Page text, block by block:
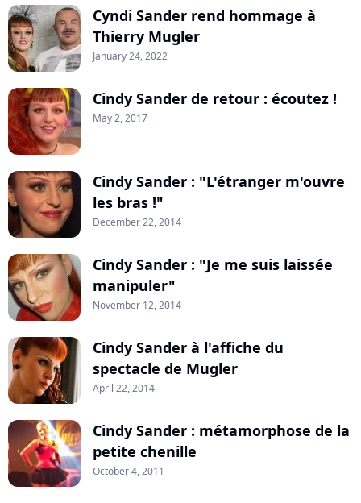
Cyndi Sander rend hommage à
Thierry Mugler
January 24, 2022
Cindy Sander de retour : écoutez !
May 2, 2017
Cindy Sander : "L'étranger m'ouvre
les bras !"
December 22, 2014
Cindy Sander : "Je me suis laissée
manipuler"
November 12, 2014
Cindy Sander à l'affiche du
spectacle de Mugler
April 22, 2014
Cindy Sander : métamorphose de la
petite chenille
October 4, 2011